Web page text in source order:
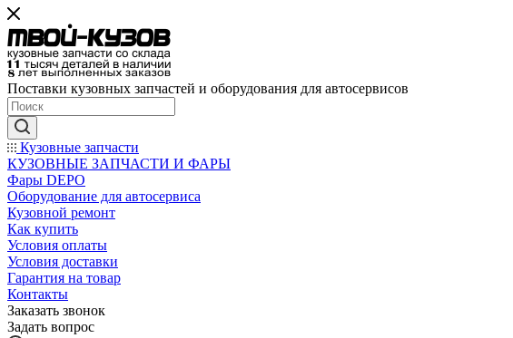
Поставки кузовных запчастей и оборудования для автосервисов
Кузовные запчасти
КУЗОВНЫЕ ЗАПЧАСТИ И ФАРЫ
Фары DEPO
Оборудование для автосервиса
Кузовной ремонт
Как купить
Условия оплаты
Условия доставки
Гарантия на товар
Контакты
Заказать звонок
Задать вопрос